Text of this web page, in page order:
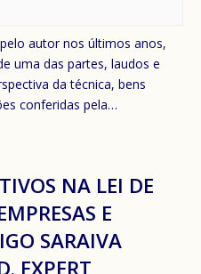
autor nos últimos anos,
uma das partes, laudos e
da técnica, bens
conferidas pela…
NA LEI DE
E
SARAIVA
EXPERT